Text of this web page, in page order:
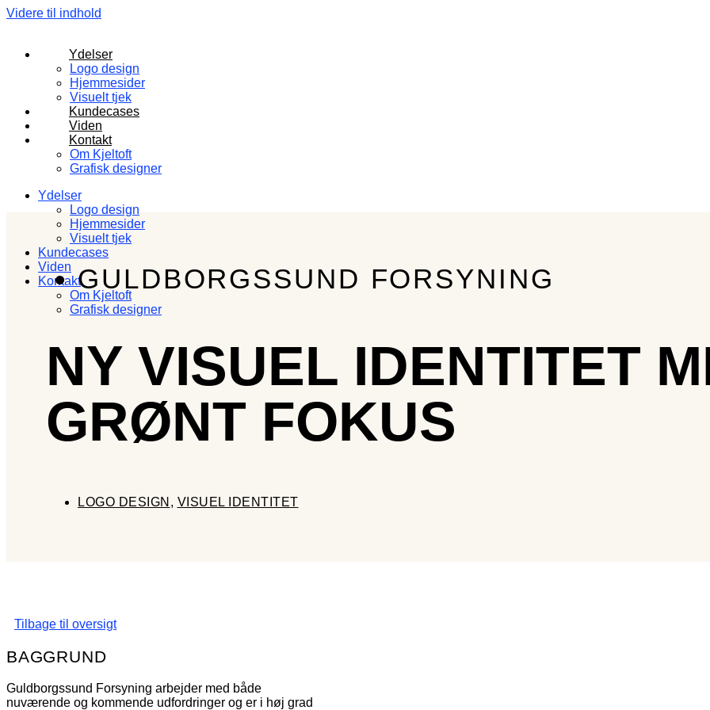
Videre til indhold
Ydelser
Logo design
Hjemmesider
Visuelt tjek
Kundecases
Viden
Kontakt
Om Kjeltoft
Grafisk designer
Ydelser
Logo design
Hjemmesider
Visuelt tjek
Kundecases
Viden
Kontakt
Om Kjeltoft
Grafisk designer
GULDBORGSSUND FORSYNING
NY VISUEL IDENTITET
GRØNT FOKUS
LOGO DESIGN , VISUEL IDENTITET
Tilbage til oversigt
BAGGRUND
Guldborgssund Forsyning arbejder med både
nuværende og kommende udfordringer og er i høj grad